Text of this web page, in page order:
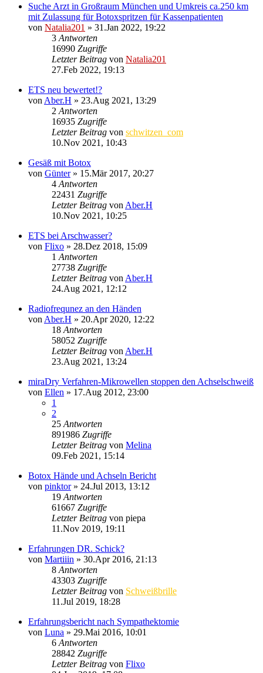
Suche Arzt in Großraum München und Umkreis ca.250 km
mit Zulassung für Botoxspritzen für Kassenpatienten
von Natalia201 » 31.Jan 2022, 19:22
3 Antworten
16990 Zugriffe
Letzter Beitrag von Natalia201
27.Feb 2022, 19:13
ETS neu bewertet!?
von Aber.H » 23.Aug 2021, 13:29
2 Antworten
16935 Zugriffe
Letzter Beitrag von schwitzen_com
10.Nov 2021, 10:43
Gesäß mit Botox
von Günter» 15.Mär 2017, 20:27
4 Antworten
22431 Zugriffe
Letzter Beitrag von Aber.H
10.Nov 2021, 10:25
ETS bei Arschwasser?
von Flixo » 28.Dez 2018, 15:09
1 Antworten
27738 Zugriffe
Letzter Beitrag von Aber.H
24.Aug 2021, 12:12
Radiofrequnez an den Händen
von Aber.H » 20.Apr 2020, 12:22
18 Antworten
58052 Zugriffe
Letzter Beitrag von Aber.H
23.Aug 2021, 13:24
miraDry Verfahren-Mikrowellen stoppen den Achselschweiß
von Ellen » 17.Aug 2012, 23:00
1
2
25 Antworten
891986 Zugriffe
Letzter Beitrag von Melina
09.Feb 2021, 15:14
Botox Hände und Achseln Bericht
von pinktor» 24.Jul 2013, 13:12
19 Antworten
61667 Zugriffe
Letzter Beitrag von piepa
11.Nov 2019, 19:11
Erfahrungen DR. Schick?
von Martiiin » 30.Apr 2016, 21:13
8 Antworten
43303 Zugriffe
Letzter Beitrag von Schweißbrille
11.Jul 2019, 18:28
Erfahrungsbericht nach Sympathektomie
von Luna » 29.Mai 2016, 10:01
6 Antworten
28842 Zugriffe
Letzter Beitrag von Flixo